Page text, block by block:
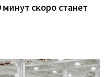
скоро станет